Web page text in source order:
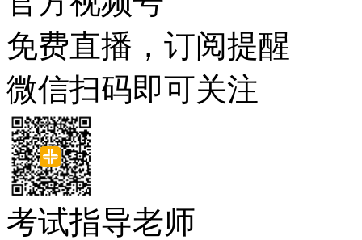
免费直播，订阅提醒
微信扫码即可关注
考试指导老师